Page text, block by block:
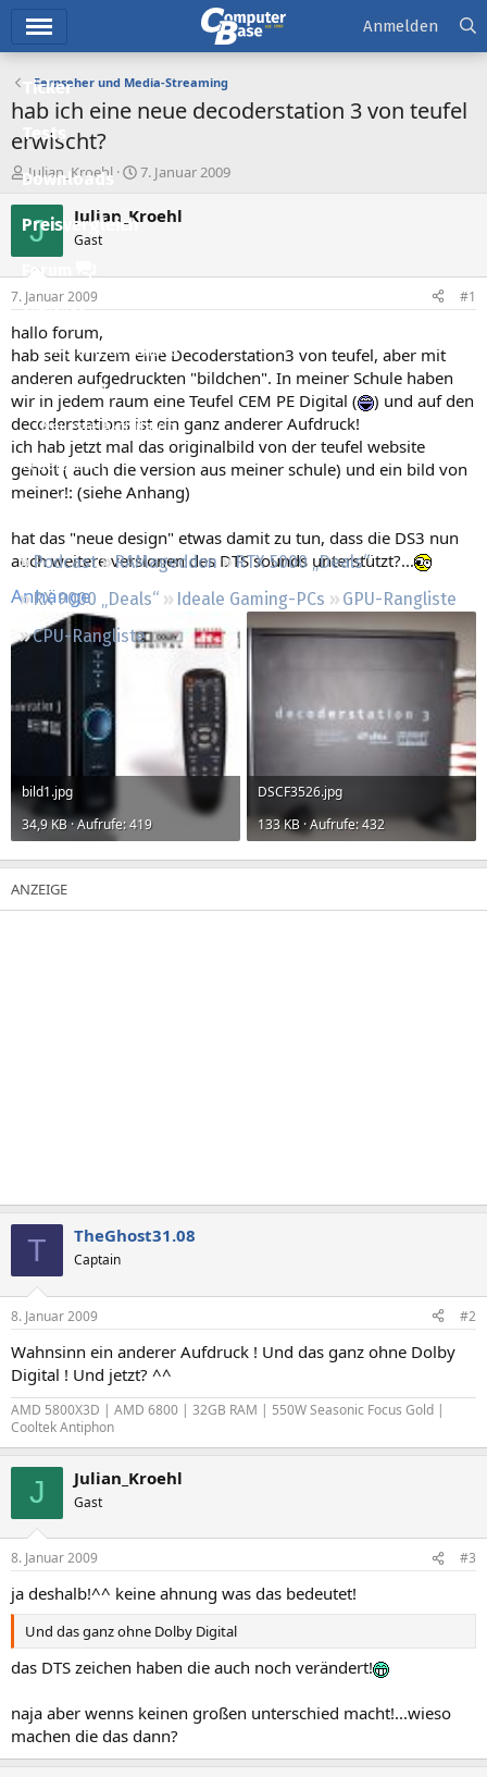
Ticker
Tests
Downloads
Preisvergleich
Forum
Aktuelles
Empfohlene Inhalte
Neue Beiträge
Neueste Aktivitäten
Leserartikel
Regeln
Podcast RAMageddon
RTX 5000 „Deals“
RX 9000 „Deals“
Ideale Gaming-PCs
GPU-Rangliste
CPU-Rangliste
Anmelden
Fernseher und Media-Streaming
hab ich eine neue decoderstation 3 von teufel
erwischt?
E
r
s
t
e
r
Julian_Kroehl
E
s
t
m
7. Januar 2009
J Julian_Kroehl
Gast
7. Januar 2009 #1
hallo forum,
hab seit kurzem eine Decoderstation3 von teufel, aber mit
anderen aufgedruckten "bildchen". In meiner Schule haben
wir in jedem raum eine Teufel CEM PE Digital (
) und auf den
decoderstations ist ein ganz anderer Aufdruck!
ich hab jetzt mal das originalbild von der teufel website
geholt ( auch die version aus meiner schule) und ein bild von
meiner!: (siehe Anhang)
hat das "neue design" etwas damit zu tun, dass die DS3 nun
auch weitere versionen des DTS sounds unterstützt?...
Anhänge
bild1.jpg
34,9 KB · Aufrufe: 419
DSCF3526.jpg
133 KB · Aufrufe: 432
T TheGhost31.08
Captain
8. Januar 2009 #2
Wahnsinn ein anderer Aufdruck ! Und das ganz ohne Dolby
Digital ! Und jetzt? ^^
AMD 5800X3D | AMD 6800 | 32GB RAM | 550W Seasonic Focus Gold |
Cooltek Antiphon
J Julian_Kroehl
Gast
8. Januar 2009 #3
ja deshalb!^^ keine ahnung was das bedeutet!
Und das ganz ohne Dolby Digital
das DTS zeichen haben die auch noch verändert!
naja aber wenns keinen großen unterschied macht!...wieso
machen die das dann?